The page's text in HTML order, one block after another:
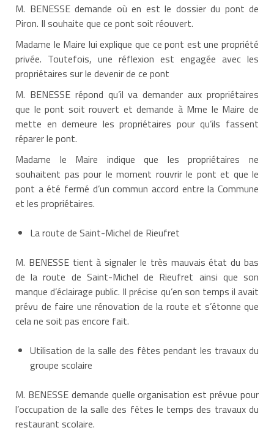
M. BENESSE demande où en est le dossier du pont de
Piron. Il souhaite que ce pont soit réouvert.
Madame le Maire lui explique que ce pont est une propriété
privée. Toutefois, une réflexion est engagée avec les
propriétaires sur le devenir de ce pont
M. BENESSE répond qu’il va demander aux propriétaires
que le pont soit rouvert et demande à Mme le Maire de
mette en demeure les propriétaires pour qu’ils fassent
réparer le pont.
Madame le Maire indique que les propriétaires ne
souhaitent pas pour le moment rouvrir le pont et que le
pont a été fermé d’un commun accord entre la Commune
et les propriétaires.
La route de Saint-Michel de Rieufret
M. BENESSE tient à signaler le très mauvais état du bas
de la route de Saint-Michel de Rieufret ainsi que son
manque d’éclairage public. Il précise qu’en son temps il avait
prévu de faire une rénovation de la route et s’étonne que
cela ne soit pas encore fait.
Utilisation de la salle des fêtes pendant les travaux du
groupe scolaire
M. BENESSE demande quelle organisation est prévue pour
l’occupation de la salle des fêtes le temps des travaux du
restaurant scolaire.